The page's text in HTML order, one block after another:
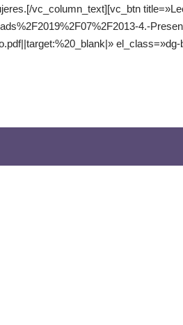
vc_column_text][vc_btn
4.-